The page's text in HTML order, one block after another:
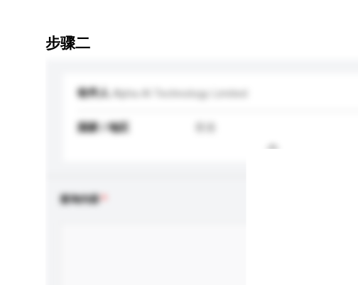
步骤二
收件人 Alpha AI Technology Limited
国家 / 地区
查询内容